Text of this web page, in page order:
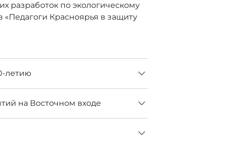
разработок по экологическому
Красноярья в защиту
летию
на Восточном входе